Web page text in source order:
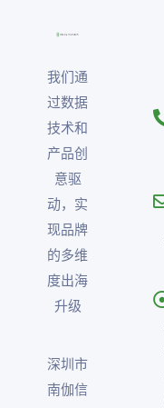
我们通
过数据
技术和
产品创
意驱
动，实
现品牌
的多维
度出海
升级
深圳市
南伽信